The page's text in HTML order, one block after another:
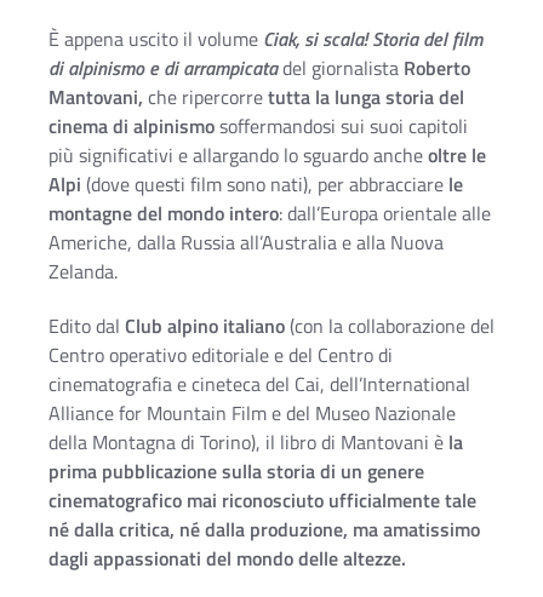
È appena uscito il volume Ciak, si scala! Storia del film
di alpinismo e di arrampicatadel giornalista Roberto
Mantovani, che ripercorretutta la lunga storia del
cinema di alpinismosoffermandosi sui suoi capitoli
più significativi e allargando lo sguardo ancheoltre le
Alpi (dove questi film sono nati), per abbracciare le
montagne del mondo intero: dall’Europa orientale alle
Americhe, dalla Russia all’Australia e alla Nuova
Zelanda.
Edito dal Club alpino italiano(con la collaborazione del
Centro operativo editoriale e del Centro di
cinematografia e cineteca del Cai, dell’International
Alliance for Mountain Film e del Museo Nazionale
della Montagna di Torino), il libro di Mantovani è la
prima pubblicazione sulla storia di un genere
cinematografico mai riconosciuto ufficialmente tale
né dalla critica, né dalla produzione, ma amatissimo
dagli appassionati del mondo delle altezze.